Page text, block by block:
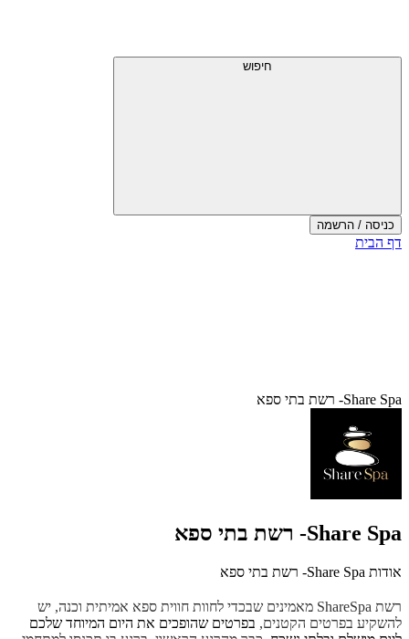
עליון
חיפוש
כניסה / הרשמה
סוף
דף הבית
Share Spa- רשת בתי ספא
Share Spa- רשת בתי ספא
אודות Share Spa- רשת בתי ספא
רשת ShareSpa מאמינים שבכדי לחוות חווית ספא אמיתית וכנה, יש
להשקיע בפרטים הקטנים, בפרטים שהופכים את היום המיוחד שלכם